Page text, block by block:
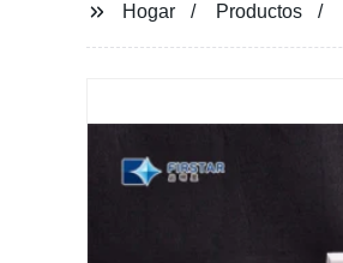
Hogar Productos